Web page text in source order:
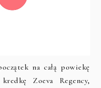
na całą powiekę
Zoeva Regency,